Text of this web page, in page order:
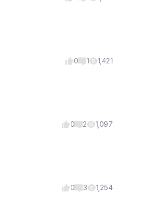
0 1 1,421
0 2 1,097
0 3 1,254